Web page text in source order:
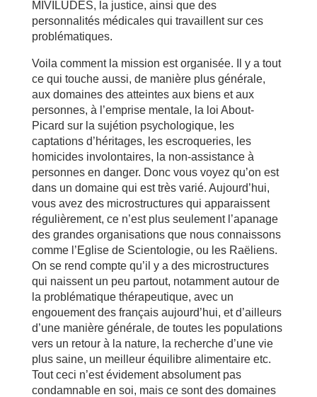
MIVILUDES, la justice, ainsi que des
personnalités médicales qui travaillent sur ces
problématiques.
Voila comment la mission est organisée. Il y a tout
ce qui touche aussi, de manière plus générale,
aux domaines des atteintes aux biens et aux
personnes, à l’emprise mentale, la loi About-
Picard sur la sujétion psychologique, les
captations d’héritages, les escroqueries, les
homicides involontaires, la non-assistance à
personnes en danger. Donc vous voyez qu’on est
dans un domaine qui est très varié. Aujourd’hui,
vous avez des microstructures qui apparaissent
régulièrement, ce n’est plus seulement l’apanage
des grandes organisations que nous connaissons
comme l’Eglise de Scientologie, ou les Raëliens.
On se rend compte qu’il y a des microstructures
qui naissent un peu partout, notamment autour de
la problématique thérapeutique, avec un
engouement des français aujourd’hui, et d’ailleurs
d’une manière générale, de toutes les populations
vers un retour à la nature, la recherche d’une vie
plus saine, un meilleur équilibre alimentaire etc.
Tout ceci n’est évidement absolument pas
condamnable en soi, mais ce sont des domaines